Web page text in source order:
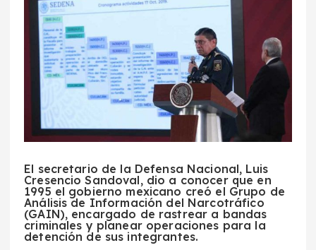
El secretario de la Defensa Nacional, Luis
Cresencio Sandoval, dio a conocer que en
1995 el gobierno mexicano creó el Grupo de
Análisis de Información del Narcotráfico
(GAIN), encargado de rastrear a bandas
criminales y planear operaciones para la
detención de sus integrantes.